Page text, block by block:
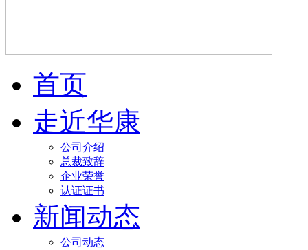
首页
走近华康
公司介绍
总裁致辞
企业荣誉
认证证书
新闻动态
公司动态